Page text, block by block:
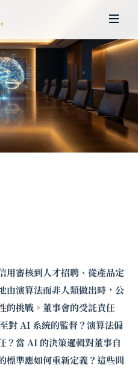
審核到人才招聘、從產品定
演算法而非人類做出時，公
的挑戰。董事會的受託責任
對 AI 系統的監督？演算法偏
？當 AI 的決策邏輯對董事自
標準應如何重新定義？這些問